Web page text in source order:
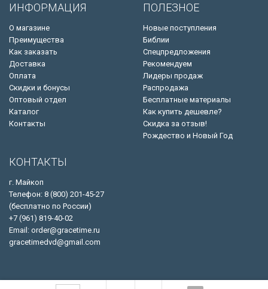
ИНФОРМАЦИЯ
О магазине
Преимущества
Как заказать
Доставка
Оплата
Скидки и бонусы
Оптовый отдел
Каталог
Контакты
ПОЛЕЗНОЕ
Новые поступления
Библии
Спецпредложения
Рекомендуем
Лидеры продаж
Распродажа
Бесплатные материалы
Как купить дешевле?
Скидка за отзыв!
Рождество и Новый Год
КОНТАКТЫ
г. Майкоп
Телефон: 8 (800) 201-45-27
(бесплатно по России)
+7 (961) 819-40-02
Email: order@gracetime.ru
gracetimedvd@gmail.com